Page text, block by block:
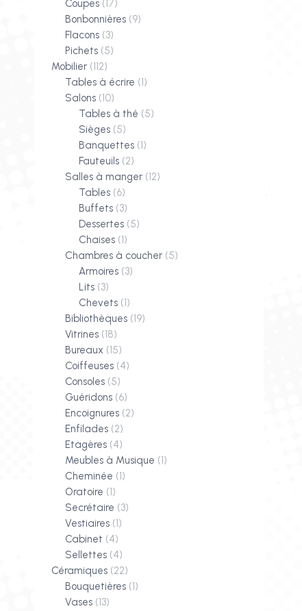
Coupes (17)
Bonbonnières (9)
Flacons (3)
Pichets (5)
Mobilier (112)
Tables à écrire (1)
Salons (10)
Tables à thé (5)
Sièges (5)
Banquettes (1)
Fauteuils (2)
Salles à manger (12)
Tables (6)
Buffets (3)
Dessertes (5)
Chaises (1)
Chambres à coucher (5)
Armoires (3)
Lits (3)
Chevets (1)
Bibliothèques (19)
Vitrines (18)
Bureaux (15)
Coiffeuses (4)
Consoles (5)
Guéridons (6)
Encoignures (2)
Enfilades (2)
Etagères (4)
Meubles à Musique (1)
Cheminée (1)
Oratoire (1)
Secrétaire (3)
Vestiaires (1)
Cabinet (4)
Sellettes (4)
Céramiques (22)
Bouquetières (1)
Vases (13)